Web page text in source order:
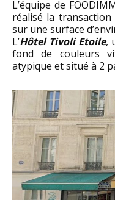
L’équipe de
réalisé la
sur une surface
L’Hôtel Tivoli Etoile,
fond de couleurs
atypique et situé à 2